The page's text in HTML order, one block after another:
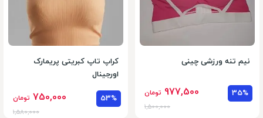
نیم تنه ورزشی چینی
35%
977,500 تومان
1,500,000
کراپ تاپ کبریتی پریمارک
اورجینال
53%
750,000 تومان
1,580,000